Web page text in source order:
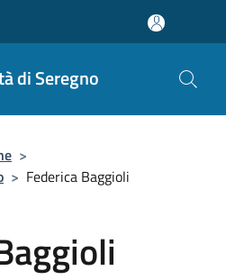
di Seregno
>
> Federica Baggioli